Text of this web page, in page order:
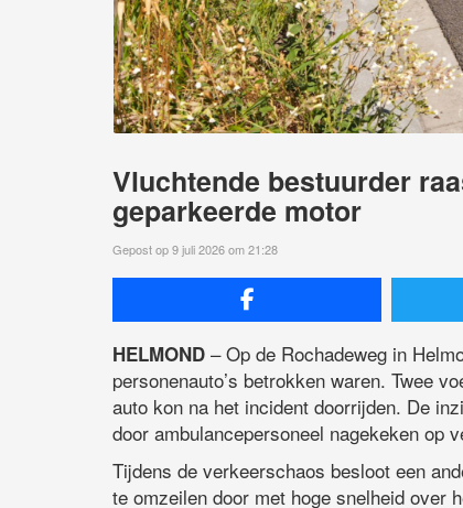
Vluchtende bestuurder
geparkeerde motor
Gepost op 9 juli 2026 om 21:28
HELMOND – Op de Rochadeweg in
personenauto’s betrokken waren. Twee
auto kon na het incident doorrijden. De
door ambulancepersoneel nagekeken op
Tijdens de verkeerschaos besloot een
te omzeilen door met hoge snelheid over